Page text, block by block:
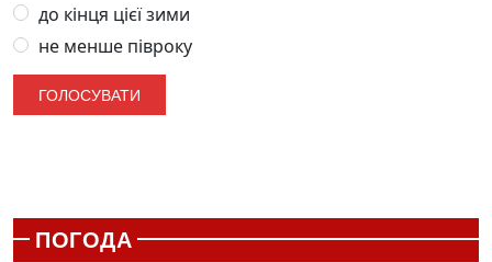
до кінця цієї зими
не менше півроку
ПОГОДА